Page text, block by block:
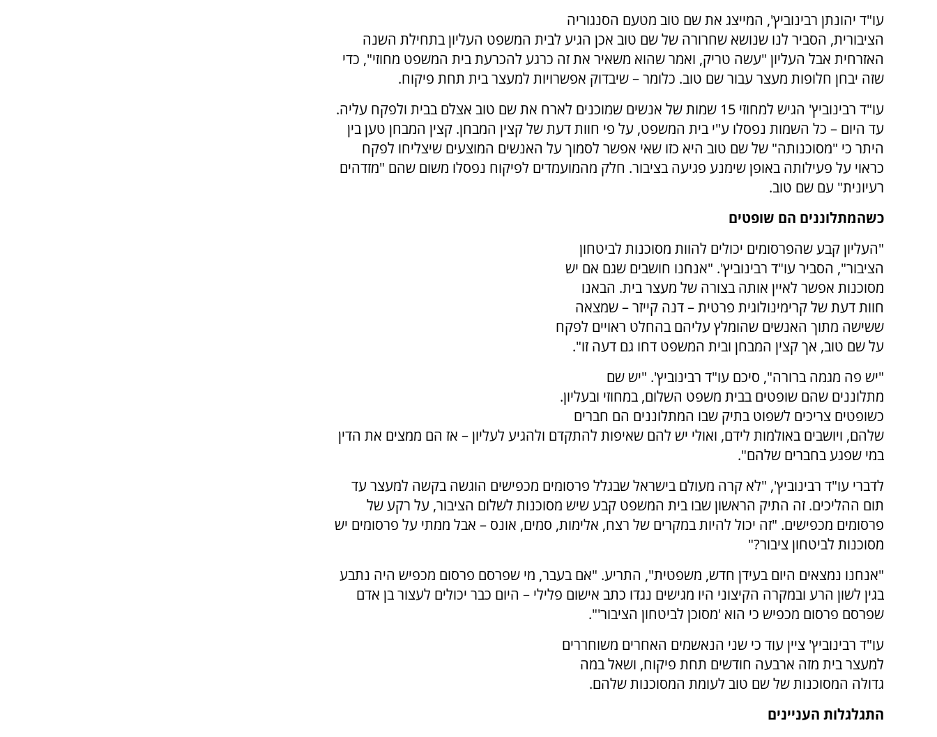
עו"ד יהונתן רבינוביץ', המייצג את שם טוב מטעם הסנגוריה
הציבורית, הסביר לנו שנושא שחרורה של שם טוב אכן הגיע לבית המשפט העליון בתחילת השנה
האזרחית אבל העליון "עשה טריק, ואמר שהוא משאיר את זה כרגע להכרעת בית המשפט מחוזי", כדי
שזה יבחן חלופות מעצר עבור שם טוב. כלומר – שיבדוק אפשרויות למעצר בית תחת פיקוח.
עו"ד רבינוביץ' הגיש למחוזי 15 שמות של אנשים שמוכנים לארח את שם טוב אצלם בבית ולפקח עליה.
עד היום – כל השמות נפסלו ע"י בית המשפט, על פי חוות דעת של קצין המבחן. קצין המבחן טען בין
היתר כי "מסוכנותה" של שם טוב היא כזו שאי אפשר לסמוך על האנשים המוצעים שיצליחו לפקח
כראוי על פעילותה באופן שימנע פגיעה בציבור. חלק מהמועמדים לפיקוח נפסלו משום שהם "מזדהים
רעיונית" עם שם טוב.
כשהמתלוננים הם שופטים
"העליון קבע שהפרסומים יכולים להוות מסוכנות לביטחון
הציבור", הסביר עו"ד רבינוביץ'. "אנחנו חושבים שגם אם יש
מסוכנות אפשר לאיין אותה בצורה של מעצר בית. הבאנו
חוות דעת של קרימינולוגית פרטית – דנה קייזר – שמצאה
ששישה מתוך האנשים שהומלץ עליהם בהחלט ראויים לפקח
על שם טוב, אך קצין המבחן ובית המשפט דחו גם דעה זו".
"יש פה מגמה ברורה", סיכם עו"ד רבינוביץ'. "יש שם
מתלוננים שהם שופטים בבית משפט השלום, במחוזי ובעליון.
כשופטים צריכים לשפוט בתיק שבו המתלוננים הם חברים
שלהם, ויושבים באולמות לידם, ואולי יש להם שאיפות להתקדם ולהגיע לעליון – אז הם ממצים את הדין
במי שפגע בחברים שלהם".
לדברי עו"ד רבינוביץ', "לא קרה מעולם בישראל שבגלל פרסומים מכפישים הוגשה בקשה למעצר עד
תום ההליכים. זה התיק הראשון שבו בית המשפט קבע שיש מסוכנות לשלום הציבור, על רקע של
פרסומים מכפישים. "זה יכול להיות במקרים של רצח, אלימות, סמים, אונס – אבל ממתי על פרסומים יש
מסוכנות לביטחון ציבור?"
"אנחנו נמצאים היום בעידן חדש, משפטית", התריע. "אם בעבר, מי שפרסם פרסום מכפיש היה נתבע
בגין לשון הרע ובמקרה הקיצוני היו מגישים נגדו כתב אישום פלילי – היום כבר יכולים לעצור בן אדם
שפרסם פרסום מכפיש כי הוא 'מסוכן לביטחון הציבור'".
עו"ד רבינוביץ' ציין עוד כי שני הנאשמים האחרים משוחררים
למעצר בית מזה ארבעה חודשים תחת פיקוח, ושאל במה
גדולה המסוכנות של שם טוב לעומת המסוכנות שלהם.
התגלגלות העניינים